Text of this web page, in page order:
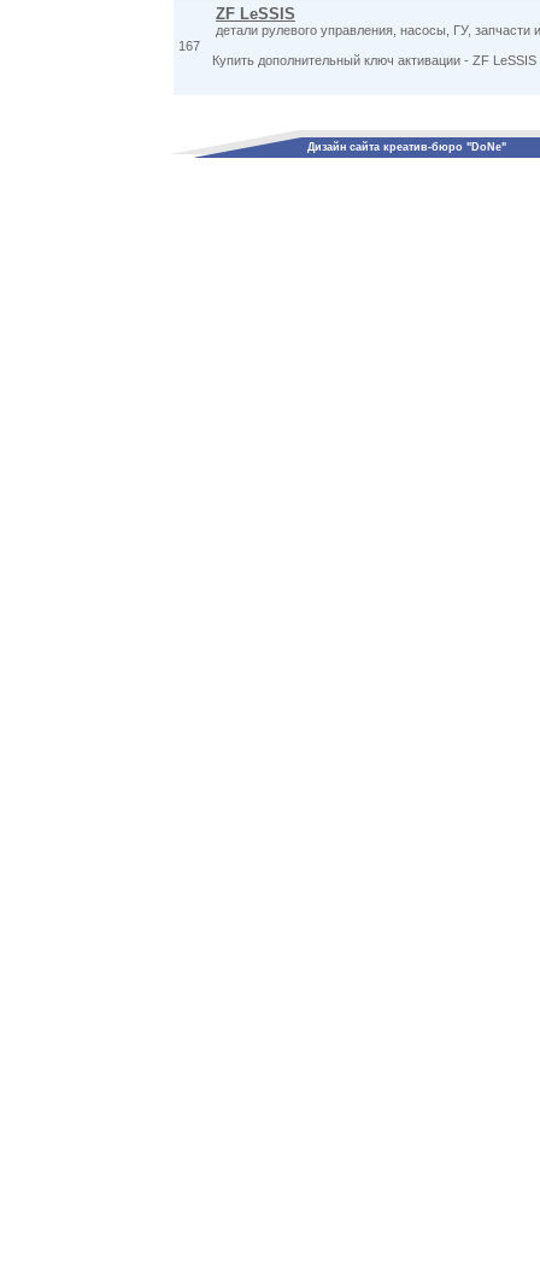
167
ZF LeSSIS
детали рулевого управления, насосы, ГУ, запчасти
Купить дополнительный ключ активации - ZF LeSSIS
Дизайн сайта креатив-бюро "DoNe"